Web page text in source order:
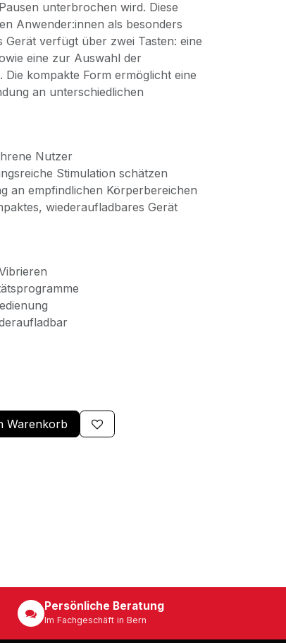
unterbrochen wird. Diese
Anwender:innen als besonders
Gerät verfügt über zwei Tasten: eine
eine zur Auswahl der
Die kompakte Form ermöglicht eine
an unterschiedlichen
Nutzer
Stimulation schätzen
an empfindlichen Körperbereichen
wiederaufladbares Gerät
Warenkorb
Persönliche Beratung
Im Fachgeschäft in Bern